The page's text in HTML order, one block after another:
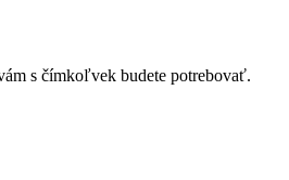
s čímkoľvek budete potrebovať.